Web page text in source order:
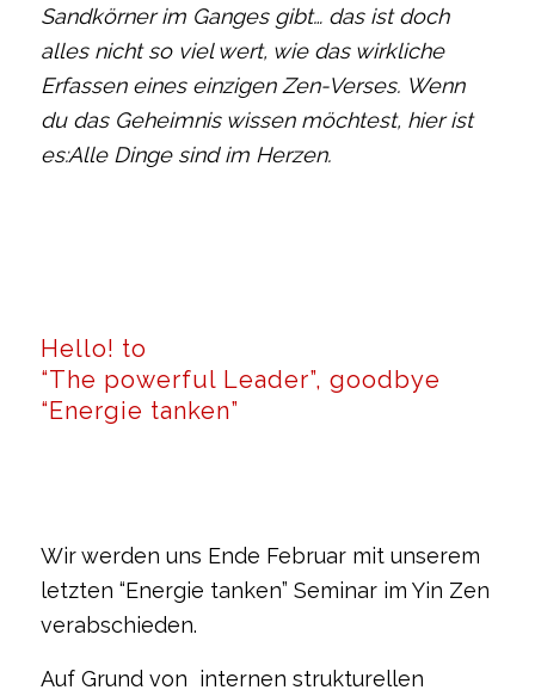
Sandkörner im Ganges gibt… das ist doch
alles nicht so viel wert, wie das wirkliche
Erfassen eines einzigen Zen-Verses. Wenn
du das Geheimnis wissen möchtest, hier ist
es:Alle Dinge sind im Herzen.
Hello! to
“The powerful Leader”, goodbye
“Energie tanken”
Wir werden uns Ende Februar mit unserem
letzten “Energie tanken” Seminar im Yin Zen
verabschieden.
Auf Grund von internen strukturellen